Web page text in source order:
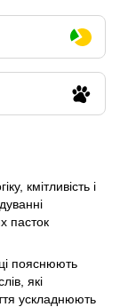
кмітливість і
пасток
пояснюють
які
ускладнюють